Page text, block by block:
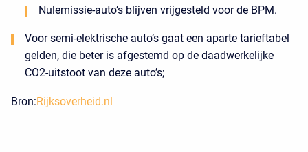
Nulemissie-auto’s blijven vrijgesteld voor de BPM.
Voor semi-elektrische auto’s gaat een aparte tarieftabel
gelden, die beter is afgestemd op de daadwerkelijke
CO2-uitstoot van deze auto’s;
Bron:Rijksoverheid.nl